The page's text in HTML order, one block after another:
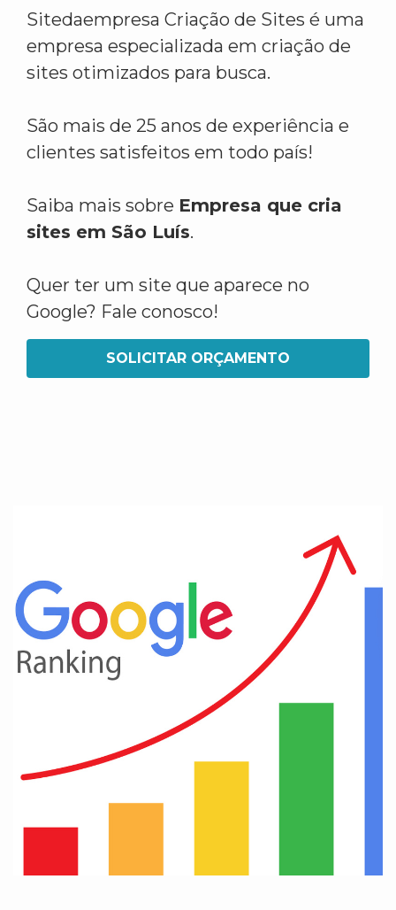
Sitedaempresa Criação de Sites é uma
empresa especializada em criação de
sites otimizados para busca.
São mais de 25 anos de experiência e
clientes satisfeitos em todo país!
Saiba mais sobre Empresa que cria
sites em São Luís.
Quer ter um site que aparece no
Google? Fale conosco!
SOLICITAR ORÇAMENTO